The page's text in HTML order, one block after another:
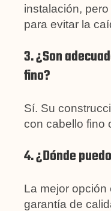
instalación,
para evitar la
3. ¿Son
fino?
Sí. Su
con cabello fino
4. ¿Dónde
La mejor
garantía de